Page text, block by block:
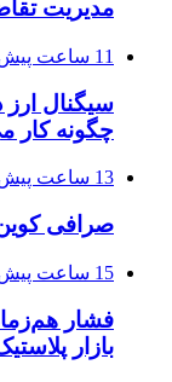
مدیریت
11 ساعت پیش
سیگنال
چگونه کار
13 ساعت پیش
صرافی کوین‌بیس
15 ساعت پیش
فشار
بازار